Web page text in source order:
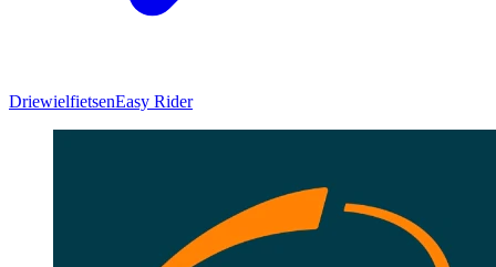
DriewielfietsenEasy Rider